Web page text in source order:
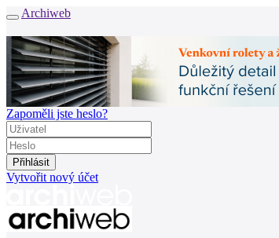
Archiweb
Zapoměli jste heslo?
Vytvořit nový účet